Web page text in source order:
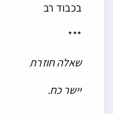
בכבוד רב
***
שאלה חוזרת
יישר כח.